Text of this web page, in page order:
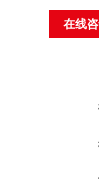
在线